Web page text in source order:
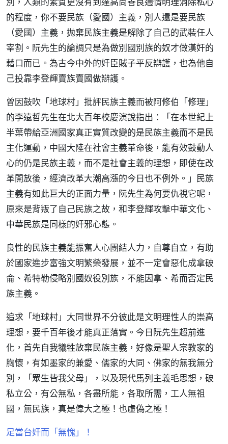
的程度，你不要民族（愛國）主義，別人還是要民族
（愛國）主義，拋棄民族主義是解除了自己的武裝任人
宰割。阮先生的論調只是為做別國別族的奴才做漢奸的
藉口而已。為古今中外的奸臣賊子平反辯護，也為他自
己投靠李登輝賣族賣國做辯護。
曾因鼓吹「地球村」批評民族主義而被阿修伯「修理」
的李遠哲先生在北大百年校慶演說指出：「在本世紀上
半葉帶給亞洲國家真正實質改變的是民族主義而不是民
主化運動，中國大陸在社會主義革命後，能有效鼓動人
心的仍是民族主義，而不是社會主義的理想，即使在改
革開放後，經濟改革大潮高漲的今日也不例外。」民族
主義有如此巨大的正面力量，阮先生為何要仇視它呢，
原來是背叛了自己民族之故，和李登輝攻擊中華文化、
中華民族是同樣的奸邪心態。
良性的民族主義能振奮人心團結人力，自尊自立，有助
於國家進步富強文明繁榮發展，並不一定會惡化成拿破
侖、希特勒侵略別國奴役別族，不能因拿、希而否定民
族主義。
追求「地球村」大同世界不分彼此是文明理性人的崇高
理想，要千百年後才能真正落實。今日阮先生超前進
化，首先自我犧牲放棄民族主義，好像是聖人宗教家的
胸懷，有如墨家的兼愛、儒家的大同、佛家的無我無分
別，「眾生皆我父母」，以及現代馬列主義毛思想，破
私立公，有公無私，各盡所能，各取所需，工人無祖
國，無民族，真是偉大之極！也虛偽之極！
足當台奸而「無愧」！